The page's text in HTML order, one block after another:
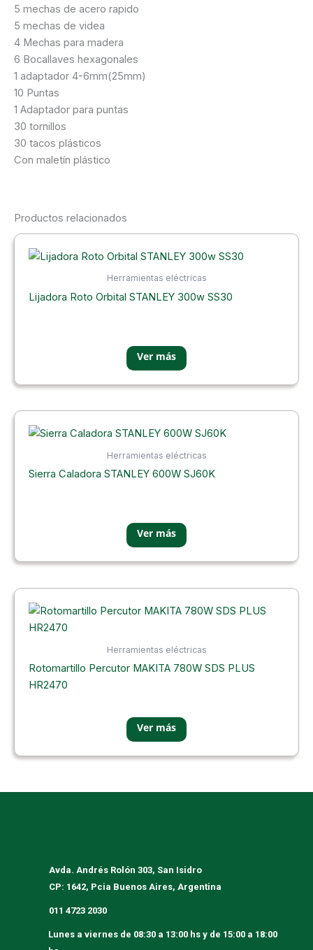
5 mechas de acero rapido
5 mechas de videa
4 Mechas para madera
6 Bocallaves hexagonales
1 adaptador 4-6mm(25mm)
10 Puntas
1 Adaptador para puntas
30 tornillos
30 tacos plásticos
Con maletín plástico
Productos relacionados
Herramientas eléctricas
Lijadora Roto Orbital STANLEY 300w SS30
Herramientas eléctricas
Sierra Caladora STANLEY 600W SJ60K
Herramientas eléctricas
Rotomartillo Percutor MAKITA 780W SDS PLUS
HR2470
Avda. Andrés Rolón 303, San Isidro
CP: 1642, Pcia Buenos Aires, Argentina
011 4723 2030
Lunes a viernesde 08:30 a 13:00 hs y de 15:00 a 18:00